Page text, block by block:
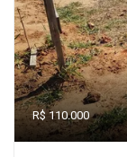
R$ 110.000